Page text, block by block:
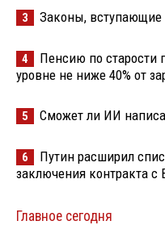
3 Законы, вступающие
4
Пенсию по старости
уровне не ниже 40% от
5 Сможет ли ИИ
6
Путин расширил
заключения контракта с
Главное сегодня